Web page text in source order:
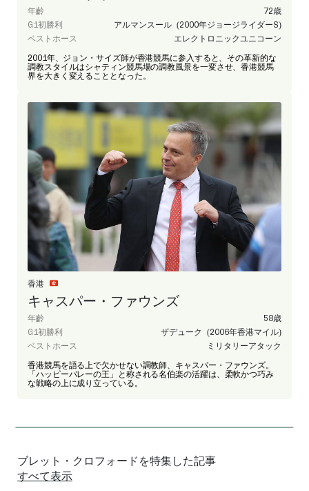
年齡
72歳
G1初勝利
アルマンスール (2000年ジョージライダーS)
ベストホース
エレクトロニックユニコーン
2001年、ジョン・サイズ師が香港競馬に参入すると、その革新的な
調教スタイルはシャティン競馬場の調教風景を一変させ、香港競馬
界を大きく変えることとなった。
キャスパー・ファウンズ
香港
年齡
58歳
G1初勝利
ザデューク (2006年香港マイル)
ベストホース
ミリタリーアタック
香港競馬を語る上で欠かせない調教師、キャスパー・ファウンズ。
「ハッピーバレーの王」と称される名伯楽の活躍は、柔軟かつ巧み
な戦略の上に成り立っている。
ブレット・クロフォードを特集した記事
すべて表示